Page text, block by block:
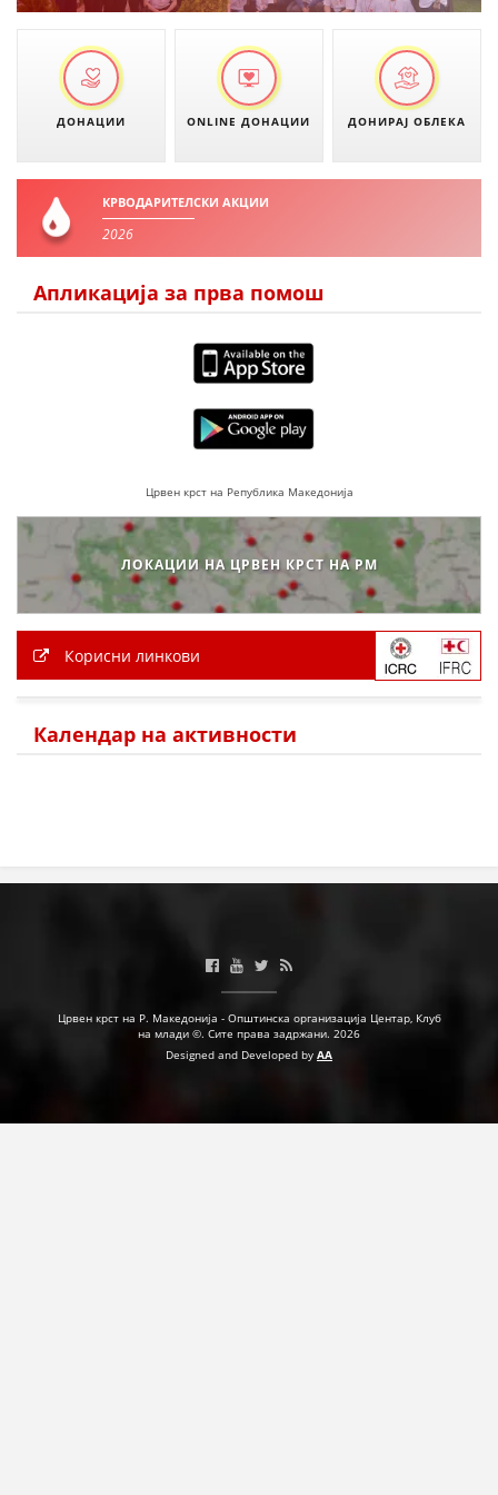
ДЕЈСТВУВАЊЕ
ЕДУКАТИВНО ИНФОРМАТИВНИ МАТЕРИЈАЛИ
ПРЕЗЕНТАЦИИ
ДОНАЦИИ ONLINE ДОНАЦИИ ДОНИРАЈ ОБЛЕКА
КРВОДАРИТЕЛСКИ АКЦИИ
2026
Апликација за прва помош
Црвен крст на Република Македонија
ЛОКАЦИИ НА ЦРВЕН КРСТ НА РМ
Корисни линкови
Календар на активности
Црвен крст на Р. Македонија - Општинска организација Центар, Клуб
на млади ©. Сите права задржани. 2026
Designed and Developed by AA